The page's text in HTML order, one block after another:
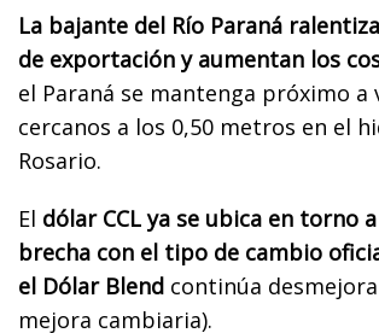
La bajante del Río Paraná
de exportación y aumentan los
el Paraná se mantenga próximo a
cercanos a los 0,50 metros en el
Rosario.
El dólar CCL ya se ubica en torno
brecha con el tipo de cambio
el Dólar Blend continúa
mejora cambiaria).